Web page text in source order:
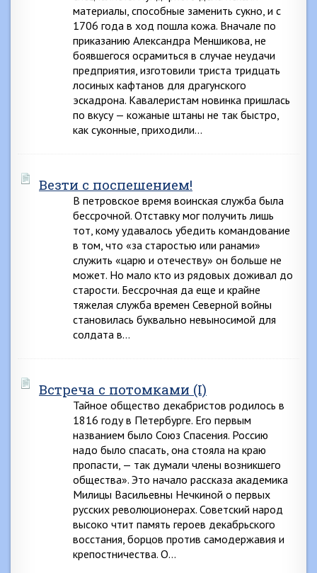
материалы, способные заменить сукно, и с
1706 года в ход пошла кожа. Вначале по
приказанию Александра Меншикова, не
боявшегося осрамиться в случае неудачи
предприятия, изготовили триста тридцать
лосиных кафтанов для драгунского
эскадрона. Кавалеристам новинка пришлась
по вкусу — кожаные штаны не так быстро,
как суконные, приходили…
Везти с поспешением!
В петровское время воинская служба была
бессрочной. Отставку мог получить лишь
тот, кому удавалось убедить командование
в том, что «за старостью или ранами»
служить «царю и отечеству» он больше не
может. Но мало кто из рядовых доживал до
старости. Бессрочная да еще и крайне
тяжелая служба времен Северной войны
становилась буквально невыносимой для
солдата в…
Встреча с потомками (I)
Тайное общество декабристов родилось в
1816 году в Петербурге. Его первым
названием было Союз Спасения. Россию
надо было спасать, она стояла на краю
пропасти, — так думали члены возникшего
общества». Это начало рассказа академика
Милицы Васильевны Нечкиной о первых
русских революционерах. Советский народ
высоко чтит память героев декабрьского
восстания, борцов против самодержавия и
крепостничества. О…